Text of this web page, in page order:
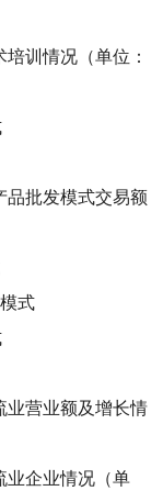
训情况（单位：
品批发模式交易额
式
业营业额及增长情
业企业情况（单